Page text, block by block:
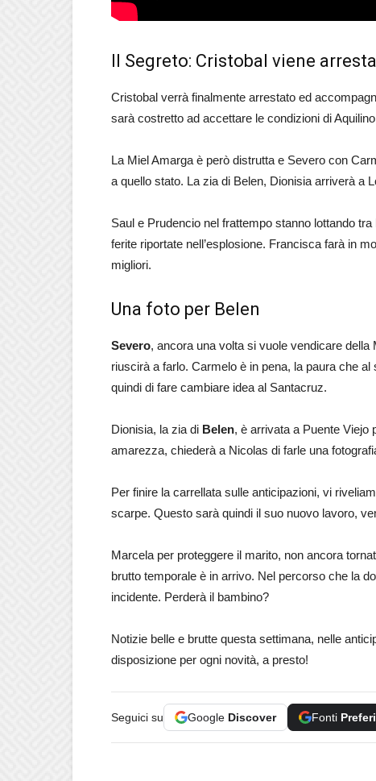
Il Segreto: Cristobal viene
Cristobal verrà finalmente arrestato ed
sarà costretto ad accettare le condizioni di
La Miel Amarga è però distrutta e Severo con
a quello stato. La zia di Belen, Dionisia arriverà a
Saul e Prudencio nel frattempo stanno lottando
ferite riportate nell’esplosione. Francisca farà in
migliori.
Una foto per Belen
Severo, ancora una volta si vuole vendicare
riuscirà a farlo. Carmelo è in pena, la paura che
quindi di fare cambiare idea al Santacruz.
Dionisia, la zia di Belen, è arrivata a Puente Viejo
amarezza, chiederà a Nicolas di farle una
Per finire la carrellata sulle anticipazioni, vi
scarpe. Questo sarà quindi il suo nuovo lavoro,
Marcela per proteggere il marito, non ancora
brutto temporale è in arrivo. Nel percorso che la
incidente. Perderà il bambino?
Notizie belle e brutte questa settimana, nelle
disposizione per ogni novità, a presto!
Seguici su Google Discover Fonti